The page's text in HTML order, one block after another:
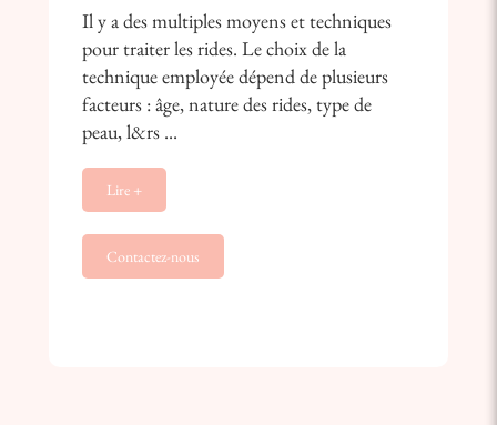
Il y a des multiples moyens et techniques
pour traiter les rides. Le choix de la
technique employée dépend de plusieurs
facteurs : âge, nature des rides, type de
peau, l&rs ...
Lire +
Contactez-nous